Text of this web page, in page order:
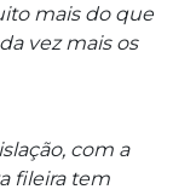
mais do que
vez mais os
com a
fileira tem